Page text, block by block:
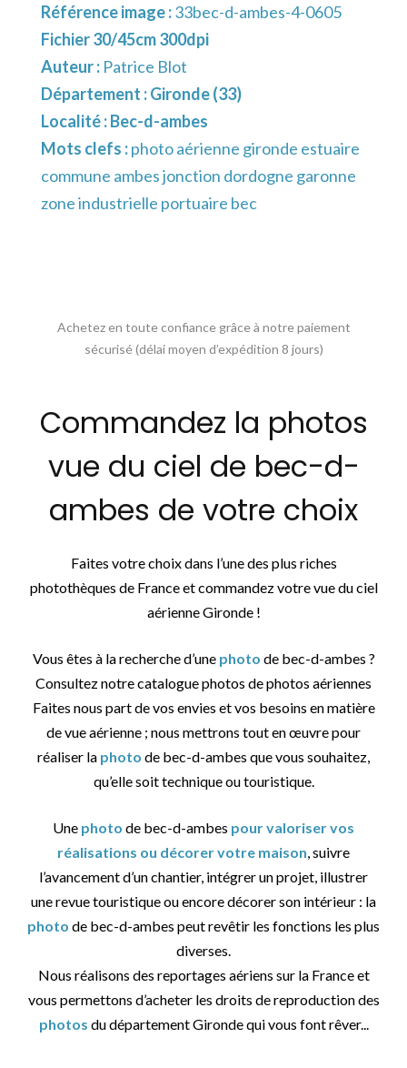
Référence image :33bec-d-ambes-4-0605
Fichier 30/45cm 300dpi
Auteur : Patrice Blot
Département :Gironde (33)
Localité :Bec-d-ambes
Mots clefs :photo aérienne gironde estuaire
commune ambes jonction dordogne garonne
zone industrielle portuaire bec
Achetez en toute confiance grâce à notre paiement
sécurisé (délai moyen d’expédition 8 jours)
Commandez la photos
vue du ciel de bec-d-
ambes de votre choix
Faites votre choix dans l’une des plus riches
photothèques de France et commandez votre vue du ciel
aérienne Gironde !
Vous êtes à la recherche d’une photo de bec-d-ambes ?
Consultez notre catalogue photos de photos aériennes
Faites nous part de vos envies et vos besoins en matière
de vue aérienne ; nous mettrons tout en œuvre pour
réaliser la photo de bec-d-ambes que vous souhaitez,
qu’elle soit technique ou touristique.
Une photo de bec-d-ambes pour valoriser vos
réalisations ou décorer votre maison, suivre
l’avancement d’un chantier, intégrer un projet, illustrer
une revue touristique ou encore décorer son intérieur : la
photo de bec-d-ambes peut revêtir les fonctions les plus
diverses.
Nous réalisons des reportages aériens sur la France et
vous permettons d’acheter les droits de reproduction des
photos du département Gironde qui vous font rêver...